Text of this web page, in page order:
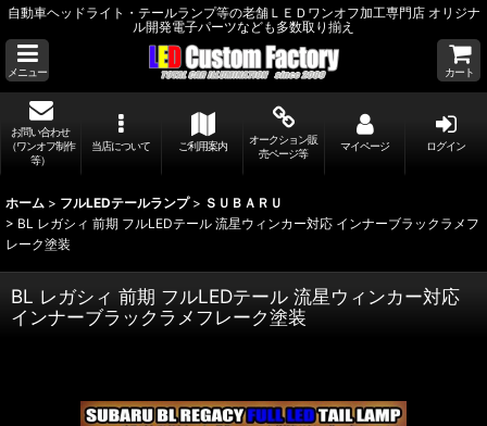
自動車ヘッドライト・テールランプ等の老舗ＬＥＤワンオフ加工専門店 オリジナ
ル開発電子パーツなども多数取り揃え
メニュー カート
お問い合わせ
（ワンオフ制作
等）
当店について ご利用案内
オークション販
売ページ等
マイページ ログイン
ホーム > フルLEDテールランプ > ＳＵＢＡＲＵ
> BL レガシィ 前期 フルLEDテール 流星ウィンカー対応 インナーブラックラメフ
レーク塗装
BL レガシィ 前期 フルLEDテール 流星ウィンカー対応
インナーブラックラメフレーク塗装